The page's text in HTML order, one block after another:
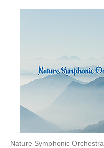
Nature Symphonic Orchestra